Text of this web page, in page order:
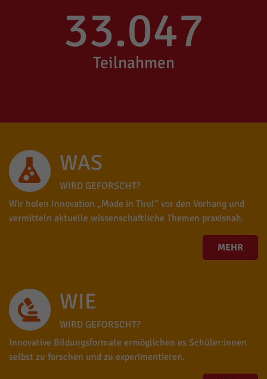
33.047
Teilnahmen
WAS
WIRD GEFORSCHT?
Wir holen Innovation „Made in Tirol“ vor den Vorhang und
vermitteln aktuelle wissenschaftliche Themen praxisnah.
MEHR
WIE
WIRD GEFORSCHT?
Innovative Bildungsformate ermöglichen es Schüler:innen
selbst zu forschen und zu experimentieren.